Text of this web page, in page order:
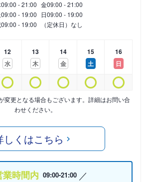
09:00 - 21:00 金09:00 - 21:00
09:00 - 19:00 日09:00 - 19:00
09:00 - 19:00 （定休日）なし
12
水
13
木
14
金
15
土
16
日
変更となる場合もございます。詳細はお問い合
わせください。
しくはこちら
業時間内 09:00-21:00